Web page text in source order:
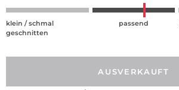
klein / schmal
geschnitten
passend
AUSVERKAUFT